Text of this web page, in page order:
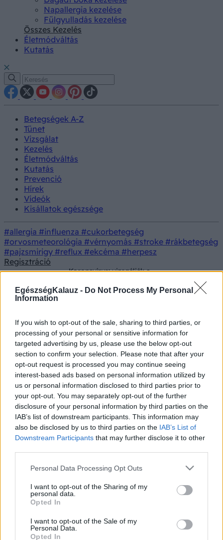
EgészségKalauz - Do Not Process My Personal
Information
If you wish to opt-out of the sale, sharing to third parties, or
processing of your personal or sensitive information for
targeted advertising by us, please use the below opt-out
section to confirm your selection. Please note that after your
opt-out request is processed you may continue seeing
interest-based ads based on personal information utilized by
us or personal information disclosed to third parties prior to
your opt-out. You may separately opt-out of the further
disclosure of your personal information by third parties on the
IAB’s list of downstream participants. This information may
also be disclosed by us to third parties on the IAB’s List of
Downstream Participants that may further disclose it to other
Please note that this website/app uses one or more Google
not limited to your visit or usage behaviour. You may click to
grant or deny consent to Google and its third-party tags to
use your data for below specified purposes in below Google
consent section.
Personal Data Processing Opt Outs
I want to opt-out of the Sharing of my
personal data.
Opted In
I want to opt-out of the Sale of my
Personal Data.
Opted In
Napallergia kezelése
Fülgyulladás kezelése
Összes Kezelés
Életmódváltás
Kutatás
Betegségek A-Z
Tünet
Vizsgálat
Kezelés
Életmódváltás
Kutatás
Prevenció
Hírek
Videók
Kisállatok egészsége
#allergia #influenza #cukorbetegség
#orvosmeteorológia #vérnyomás #stroke #rákbetegség
#pajzsmirigy #reflux #ekcéma #herpesz
Regisztráció
Koronavírus: vizsgálják a
vérrögképződést okozott
Johnson&Johnson vakcinát, mert
vérrögképződést okozott